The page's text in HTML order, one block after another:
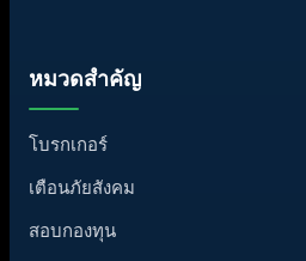
หมวดสำคัญ
โบรกเกอร์
เตือนภัยสังคม
สอบกองทุน